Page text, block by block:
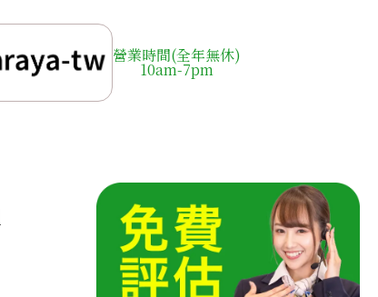
營業時間(全年無休)
10am-7pm